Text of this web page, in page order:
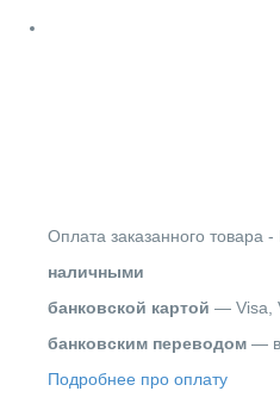
Оплата заказанного
наличными
банковской картой — Visa,
банковским переводом — в
Подробнее про оплату